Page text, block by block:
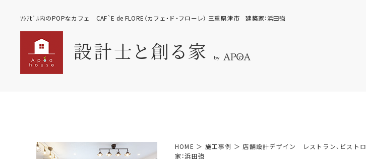
ｿｼｱﾋﾞﾙ内のPOPなカフェ CAF`E de FLORE（カフェ・ド・フローレ） 三重県津市 建築家：浜田強
HOME ＞ 施工事例 ＞ 店舗設計デザイン レストラン、ビストロ
家：浜田強